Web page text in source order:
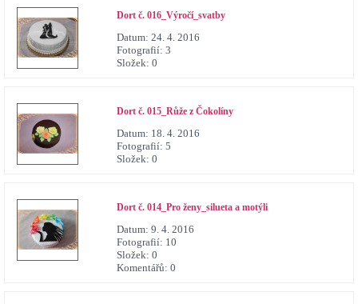
Dort č. 016_Výročí_svatby
Datum: 24. 4. 2016
Fotografií: 3
Složek: 0
Dort č. 015_Růže z Čokolíny
Datum: 18. 4. 2016
Fotografií: 5
Složek: 0
Dort č. 014_Pro ženy_silueta a motýli
Datum: 9. 4. 2016
Fotografií: 10
Složek: 0
Komentářů: 0